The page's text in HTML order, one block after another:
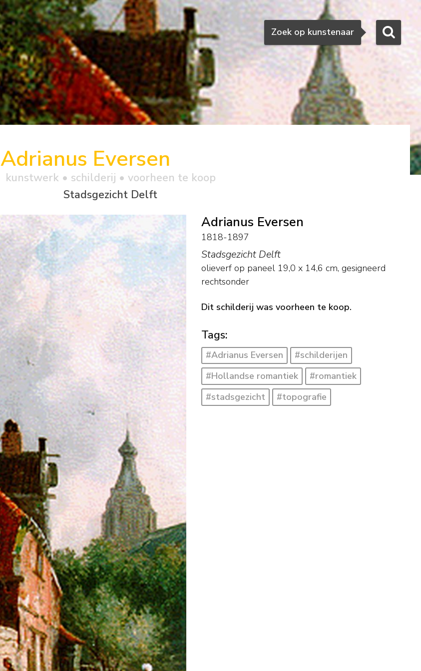
Zoeken
Zoek op kunstenaar
Adrianus Eversen
kunstwerk • schilderij • voorheen te koop
Stadsgezicht Delft
Adrianus Eversen
1818-1897
Stadsgezicht Delft
olieverf op paneel 19,0 x 14,6 cm, gesigneerd
rechtsonder
Dit schilderij was voorheen te koop.
Tags:
#Adrianus Eversen
#schilderijen
#Hollandse romantiek
#romantiek
#stadsgezicht
#topografie